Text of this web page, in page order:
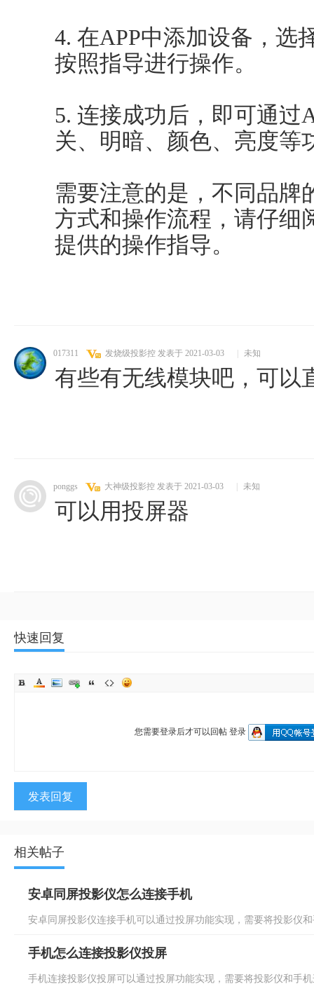
4. 在APP中添加设备，选
按照指导进行操作。
5. 连接成功后，即可通过
关、明暗、颜色、亮度等
需要注意的是，不同品牌
方式和操作流程，请仔细
提供的操作指导。
017311 发烧级投影控 发表于 2021-03-03 未知
有些有无线模块吧，可以
ponggs 大神级投影控 发表于 2021-03-03 未知
可以用投屏器
快速回复
您需要登录后才可以回帖 登录
发表回复
相关帖子
安卓同屏投影仪怎么连接手机
安卓同屏投影仪连接手机可以通过投屏功能实现，需要将投影仪
手机怎么连接投影仪投屏
手机连接投影仪投屏可以通过投屏功能实现，需要将投影仪和手